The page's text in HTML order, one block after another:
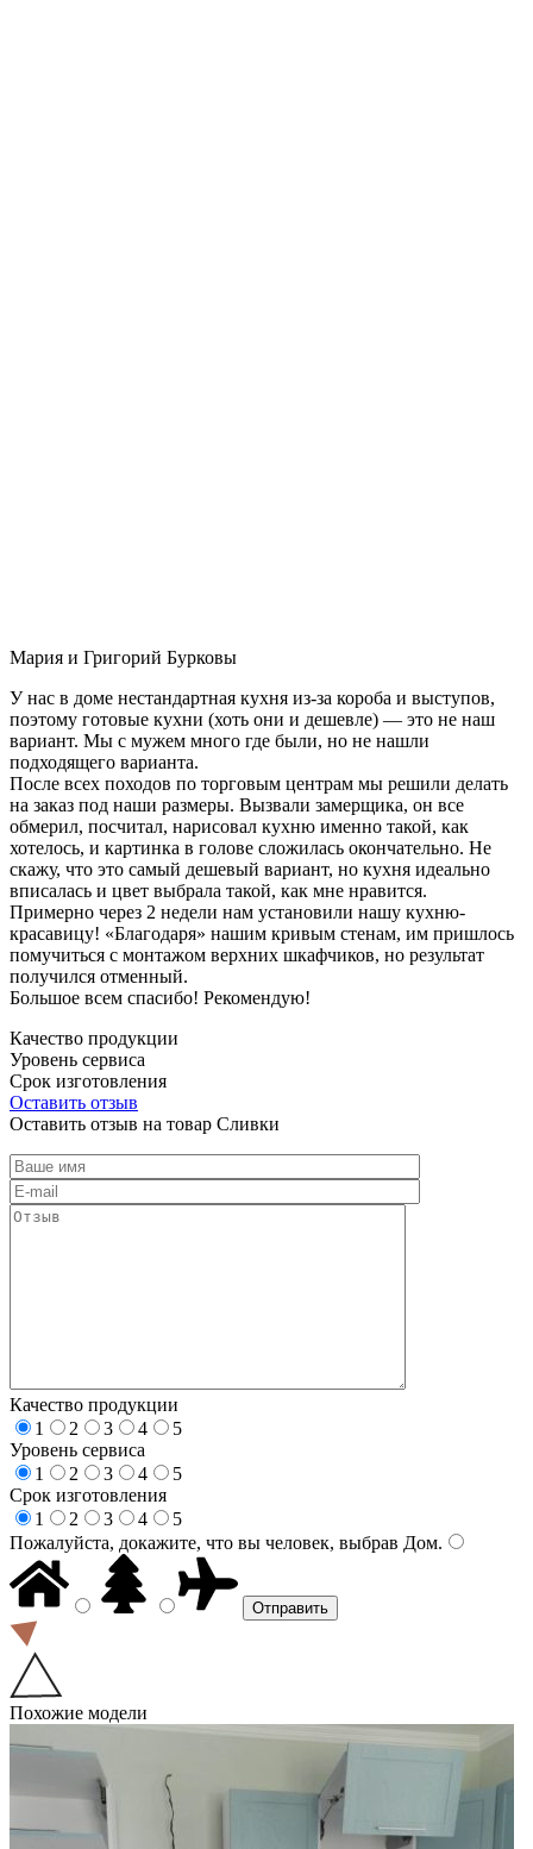
Мария и Григорий Бурковы
У нас в доме нестандартная кухня из-за короба и выступов,
поэтому готовые кухни (хоть они и дешевле) — это не наш
вариант. Мы с мужем много где были, но не нашли
подходящего варианта.
После всех походов по торговым центрам мы решили делать
на заказ под наши размеры. Вызвали замерщика, он все
обмерил, посчитал, нарисовал кухню именно такой, как
хотелось, и картинка в голове сложилась окончательно. Не
скажу, что это самый дешевый вариант, но кухня идеально
вписалась и цвет выбрала такой, как мне нравится.
Примерно через 2 недели нам установили нашу кухню-
красавицу! «Благодаря» нашим кривым стенам, им пришлось
помучиться с монтажом верхних шкафчиков, но результат
получился отменный.
Большое всем спасибо! Рекомендую!
Качество продукции
Уровень сервиса
Срок изготовления
Оставить отзыв
Оставить отзыв на товар Сливки
Качество продукции
1
2 3 4
5
Уровень сервиса
1
2 3 4
5
Срок изготовления
1
2 3 4
5
Пожалуйста, докажите, что вы человек, выбрав Дом.
Похожие модели